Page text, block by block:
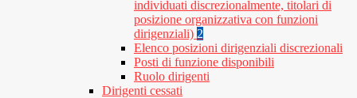
individuati discrezionalmente, titolari di
posizione organizzativa con funzioni
dirigenziali) 2
Elenco posizioni dirigenziali discrezionali
Posti di funzione disponibili
Ruolo dirigenti
Dirigenti cessati